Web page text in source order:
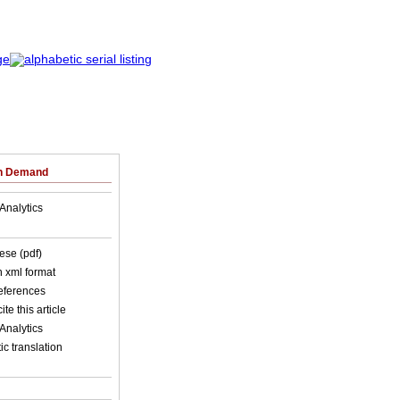
Demand
(pdf)
xml format
this article
translation